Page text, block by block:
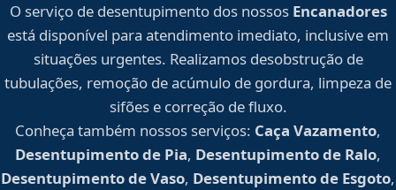
O serviço de desentupimento dos nossos Encanadores
está disponível para atendimento imediato, inclusive em
situações urgentes. Realizamos desobstrução de
tubulações, remoção de acúmulo de gordura, limpeza de
sifões e correção de fluxo.
Conheça também nossos serviços: Caça Vazamento,
Desentupimento de Pia, Desentupimento de Ralo,
Desentupimento de Vaso, Desentupimento de Esgoto,